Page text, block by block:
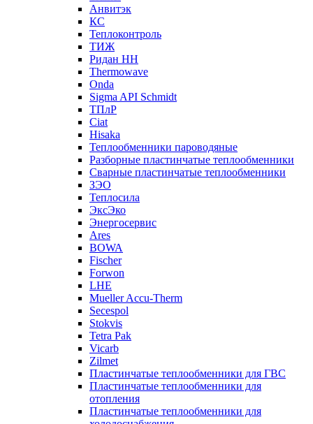
Анвитэк
КС
Теплоконтроль
ТИЖ
Ридан НН
Thermowave
Onda
Sigma API Schmidt
ТПлР
Ciat
Hisaka
Теплообменники пароводяные
Разборные пластинчатые теплообменники
Сварные пластинчатые теплообменники
ЗЭО
Теплосила
ЭксЭко
Энергосервис
Ares
BOWA
Fischer
Forwon
LHE
Mueller Accu-Therm
Secespol
Stokvis
Tetra Pak
Vicarb
Zilmet
Пластинчатые теплообменники для ГВС
Пластинчатые теплообменники для
отопления
Пластинчатые теплообменники для